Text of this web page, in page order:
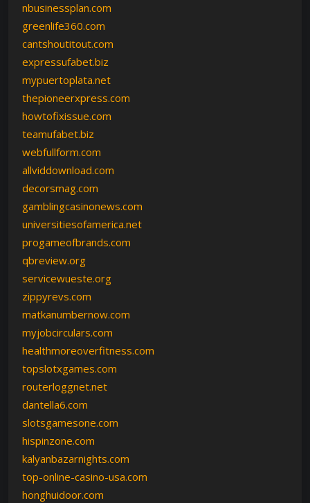
nbusinessplan.com
greenlife360.com
cantshoutitout.com
expressufabet.biz
mypuertoplata.net
thepioneerxpress.com
howtofixissue.com
teamufabet.biz
webfullform.com
allviddownload.com
decorsmag.com
gamblingcasinonews.com
universitiesofamerica.net
progameofbrands.com
qbreview.org
servicewueste.org
zippyrevs.com
matkanumbernow.com
myjobcirculars.com
healthmoreoverfitness.com
topslotxgames.com
routerloggnet.net
dantella6.com
slotsgamesone.com
hispinzone.com
kalyanbazarnights.com
top-online-casino-usa.com
honghuidoor.com